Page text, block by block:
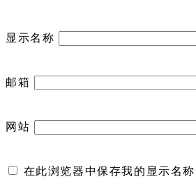
显示名称
邮箱
网站
在此浏览器中保存我的显示名